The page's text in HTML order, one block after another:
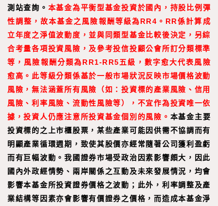
測站查詢。 本基金為平衡型基金投資於國內，持股比例彈
性調整，故本基金之風險報酬等級為RR4。RR係計算成
立年度之淨值波動度，並與同類型基金比較後決定，另綜
合考量各項投資風險，及參考投信投顧公會所訂分類標準
等，風險報酬分類為RR1-RR5五級，數字愈大代表風險
愈高。此等級分類係基於一般市場狀況反映市場價格波動
風險，無法涵蓋所有風險（如：投資標的產業風險、信用
風險、利率風險、流動性風險等），不宜作為投資唯一依
據，投資人仍應注意所投資基金個別的風險。 本基金主要
投資標的之上市櫃股票，某些產業可能因供需不協調而有
明顯產業循環週期，致使其股價亦經常隨著公司獲利盈虧
而有巨幅波動。我國證券市場受政治因素影響頗大，因此
國內外政經情勢、兩岸關係之互動及未來發展情況，均會
影響本基金所投資證券價格之波動；此外，利率調整及產
業結構等因素亦會影響有價證券之價格，而造成本基金淨